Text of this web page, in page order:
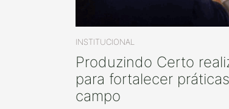
INSTITUCIONAL
Produzindo Certo
para fortalecer
campo